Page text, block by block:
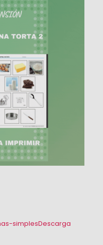
simplesDescarga